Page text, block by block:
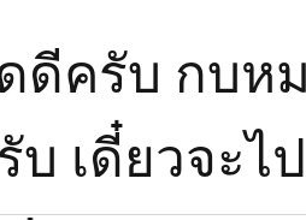
ดีครับ กบห
บ เดี๋ยวจะ